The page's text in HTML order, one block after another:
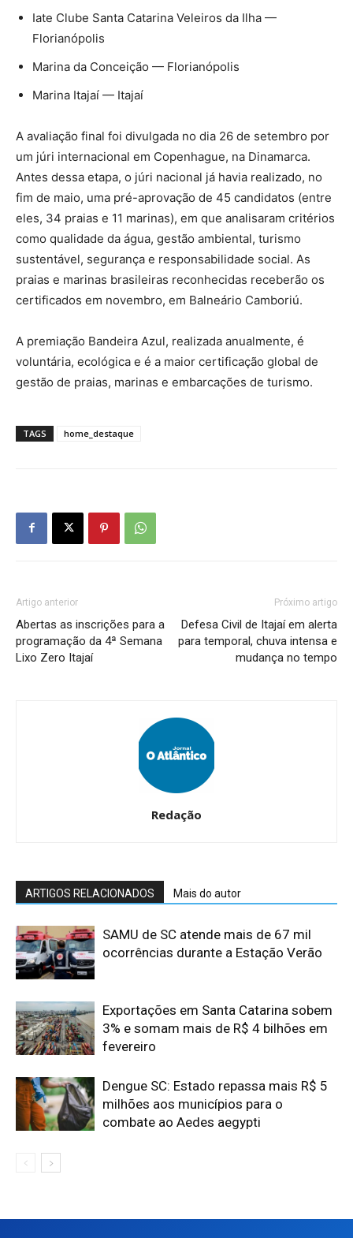
Iate Clube Santa Catarina Veleiros da Ilha —
Florianópolis
Marina da Conceição — Florianópolis
Marina Itajaí — Itajaí
A avaliação final foi divulgada no dia 26 de setembro por
um júri internacional em Copenhague, na Dinamarca.
Antes dessa etapa, o júri nacional já havia realizado, no
fim de maio, uma pré-aprovação de 45 candidatos (entre
eles, 34 praias e 11 marinas), em que analisaram critérios
como qualidade da água, gestão ambiental, turismo
sustentável, segurança e responsabilidade social. As
praias e marinas brasileiras reconhecidas receberão os
certificados em novembro, em Balneário Camboriú.
A premiação Bandeira Azul, realizada anualmente, é
voluntária, ecológica e é a maior certificação global de
gestão de praias, marinas e embarcações de turismo.
TAGS home_destaque
Artigo anterior
Abertas as inscrições para a
programação da 4ª Semana
Lixo Zero Itajaí
Próximo artigo
Defesa Civil de Itajaí em alerta
para temporal, chuva intensa e
mudança no tempo
Redação
ARTIGOS RELACIONADOS Mais do autor
SAMU de SC atende mais de 67 mil
ocorrências durante a Estação Verão
Exportações em Santa Catarina sobem
3% e somam mais de R$ 4 bilhões em
fevereiro
Dengue SC: Estado repassa mais R$ 5
milhões aos municípios para o
combate ao Aedes aegypti